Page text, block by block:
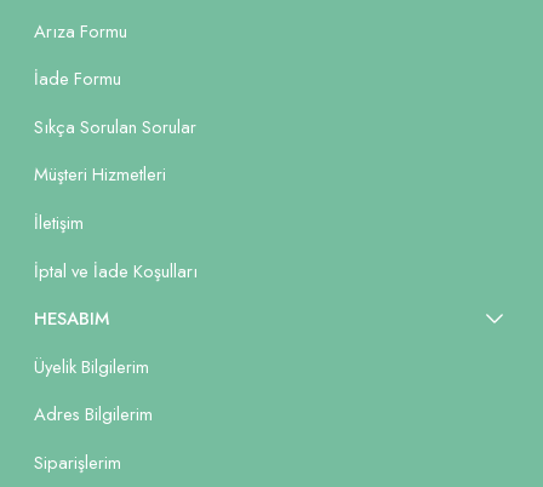
Arıza Formu
İade Formu
Sıkça Sorulan Sorular
Müşteri Hizmetleri
İletişim
İptal ve İade Koşulları
HESABIM
Üyelik Bilgilerim
Adres Bilgilerim
Siparişlerim